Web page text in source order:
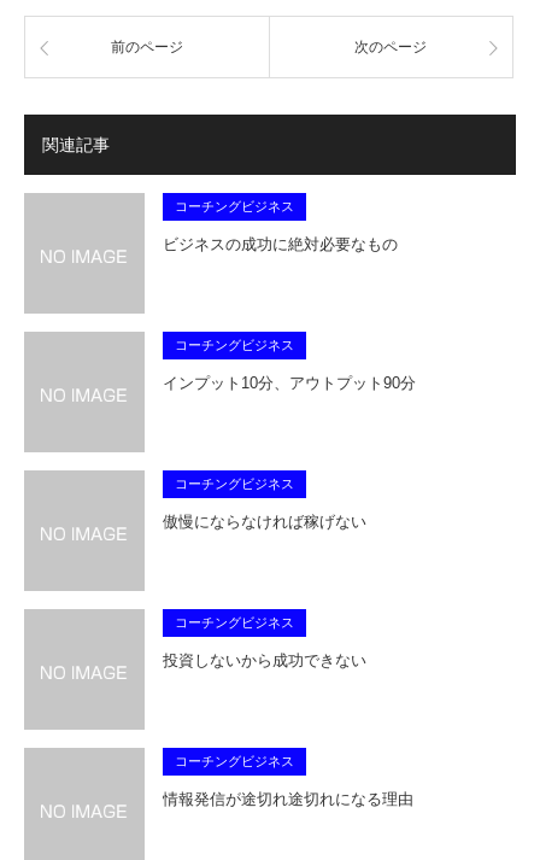
前のページ 次のページ
関連記事
コーチングビジネス
ビジネスの成功に絶対必要なもの
コーチングビジネス
インプット10分、アウトプット90分
コーチングビジネス
傲慢にならなければ稼げない
コーチングビジネス
投資しないから成功できない
コーチングビジネス
情報発信が途切れ途切れになる理由